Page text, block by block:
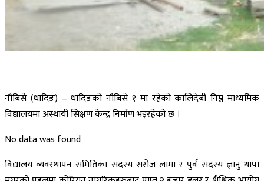
नौबिसे (धादिङ) – धादिङको नौबिसे १ मा रहेको कालिदेबी निम्न माध्यमिक
विद्यालयमा अस्थायी सिक्षण केन्द्र निर्माण भइरहेको छ ।
No data was found
विद्यालय व्यवस्थापन समितिका सदस्य सरोज लामा र पुर्व सदस्य ज्ञानु थापा